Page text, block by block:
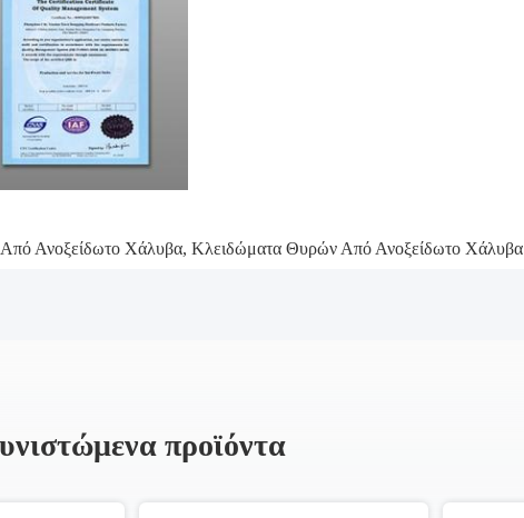
Ανοξείδωτο Χάλυβα, Κλειδώματα Θυρών Από Ανοξείδωτο Χάλυβα
προϊόντα